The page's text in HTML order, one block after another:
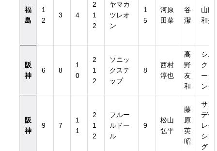
福
島
1
2
3 4
2
1
2
ヤマカ
ツレオ
ン
1
5
河原
田菜
谷
潔
山田
和夫
阪
神
6 8
1
0
2
1
2
ソニッ
クステ
ップ
8
西村
淳也
高
野
友
和
シル
クレ
ーシ
ング
阪
神
9 7
1
1
2
1
2
フルー
ルドー
ル
9
松山
弘平
藤
原
英
昭
サン
デー
レー
シン
グ